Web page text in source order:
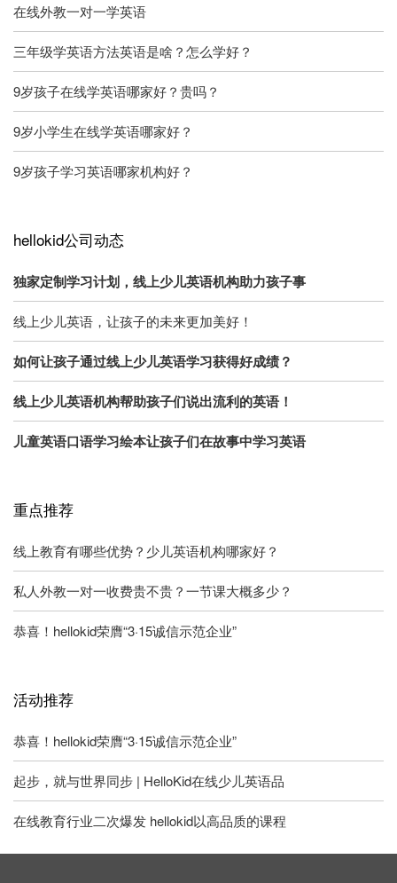
在线外教一对一学英语
三年级学英语方法英语是啥？怎么学好？
9岁孩子在线学英语哪家好？贵吗？
9岁小学生在线学英语哪家好？
9岁孩子学习英语哪家机构好？
hellokid公司动态
独家定制学习计划，线上少儿英语机构助力孩子事
线上少儿英语，让孩子的未来更加美好！
如何让孩子通过线上少儿英语学习获得好成绩？
线上少儿英语机构帮助孩子们说出流利的英语！
儿童英语口语学习绘本让孩子们在故事中学习英语
重点推荐
线上教育有哪些优势？少儿英语机构哪家好？
私人外教一对一收费贵不贵？一节课大概多少？
恭喜！hellokid荣膺“3·15诚信示范企业”
活动推荐
恭喜！hellokid荣膺“3·15诚信示范企业”
起步，就与世界同步 | HelloKid在线少儿英语品
在线教育行业二次爆发 hellokid以高品质的课程